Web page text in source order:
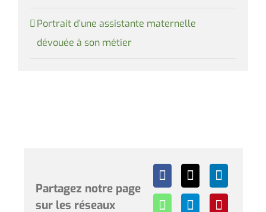
Portrait d’une assistante maternelle
dévouée à son métier
Partagez notre page
sur les réseaux